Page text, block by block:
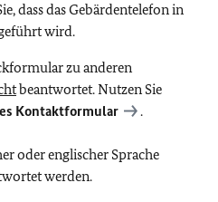
dass das Gebärdentelefon in
wird.
zu anderen
beantwortet. Nutzen Sie
Kontaktformular .
oder englischer Sprache
werden.